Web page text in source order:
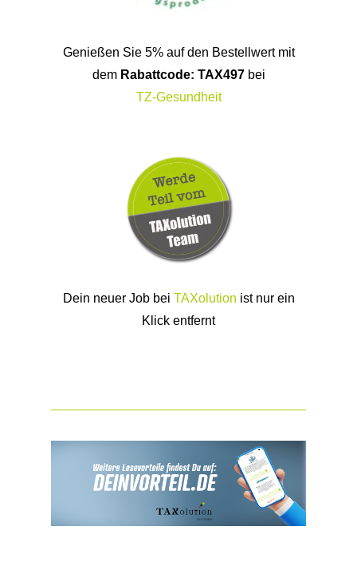
Genießen Sie 5% auf den Bestellwert mit
dem Rabattcode: TAX497 bei
TZ-Gesundheit
Dein neuer Job bei TAXolution ist nur ein
Klick entfernt